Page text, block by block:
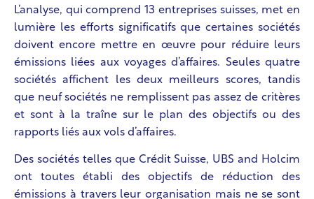
L’analyse, qui comprend 13 entreprises suisses, met en
lumière les efforts significatifs que certaines sociétés
doivent encore mettre en œuvre pour réduire leurs
émissions liées aux voyages d’affaires. Seules quatre
sociétés affichent les deux meilleurs scores, tandis
que neuf sociétés ne remplissent pas assez de critères
et sont à la traîne sur le plan des objectifs ou des
rapports liés aux vols d’affaires.
Des sociétés telles que Crédit Suisse, UBS and Holcim
ont toutes établi des objectifs de réduction des
émissions à travers leur organisation mais ne se sont